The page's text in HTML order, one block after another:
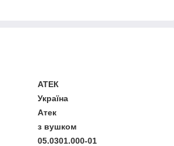
АТЕК
Україна
Атек
з вушком
05.0301.000-01